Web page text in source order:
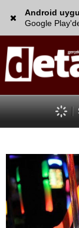
Android
Google